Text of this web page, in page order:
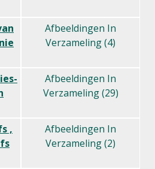
Afbeeldingen In
Verzameling (4)
Afbeeldingen In
Verzameling (29)
,
Afbeeldingen In
Verzameling (2)